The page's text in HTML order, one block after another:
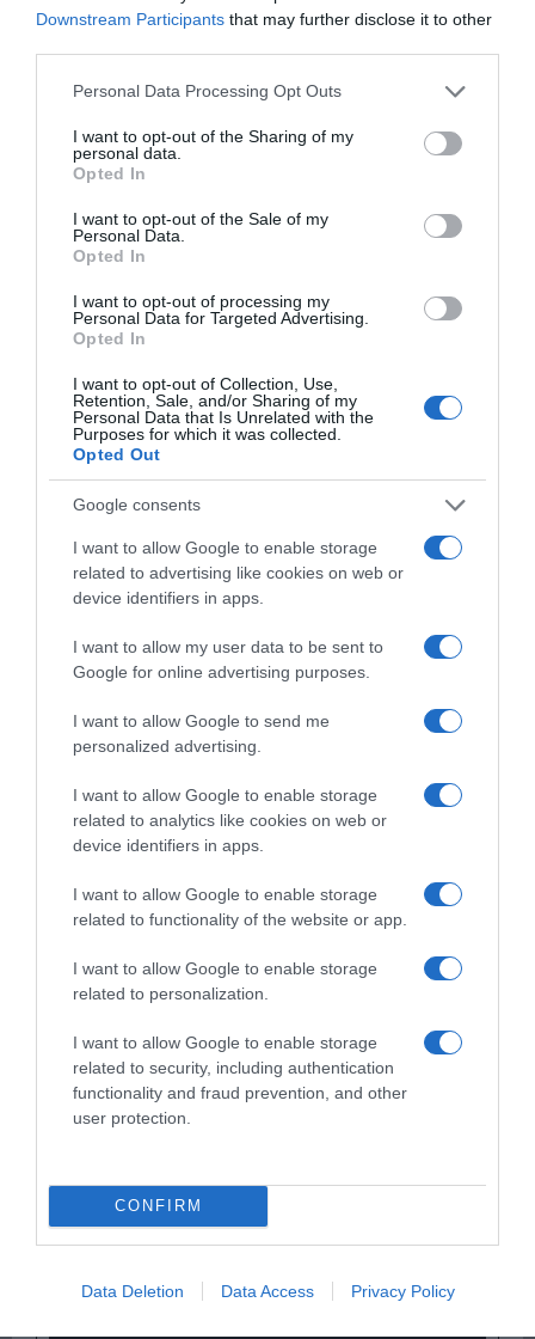
Downstream Participants that may further disclose it to other
Please note that this website/app uses one or more Google
not limited to your visit or usage behaviour. You may click to
grant or deny consent to Google and its third-party tags to
use your data for below specified purposes in below Google
consent section.
Personal Data Processing Opt Outs
I want to opt-out of the Sharing of my
personal data.
Opted In
I want to opt-out of the Sale of my
Personal Data.
Opted In
I want to opt-out of processing my
Personal Data for Targeted Advertising.
Opted In
I want to opt-out of Collection, Use,
Retention, Sale, and/or Sharing of my
Personal Data that Is Unrelated with the
Purposes for which it was collected.
Opted Out
Google consents
I want to allow Google to enable storage
related to advertising like cookies on web or
device identifiers in apps.
I want to allow my user data to be sent to
Google for online advertising purposes.
I want to allow Google to send me
personalized advertising.
I want to allow Google to enable storage
related to analytics like cookies on web or
device identifiers in apps.
I want to allow Google to enable storage
related to functionality of the website or app.
I want to allow Google to enable storage
related to personalization.
I want to allow Google to enable storage
related to security, including authentication
functionality and fraud prevention, and other
user protection.
CONFIRM
Data Deletion Data Access Privacy Policy
Παρακαλώ Περιμένετε...
ΛΟΓΑΡΙΑΣΜΟΣ - ΛΙΟΛΙΟΥ ΚΑΤΕΡΙΝΑ
ΔΕΥΤΕΡΑ – ΡΕΜΟΣ ΑΝΤΩΝΗΣ
Παρακαλώ Περιμένετε...
ΕΞΑΙΡΕΣΗ – ΒΙΣΣΗ ΑΝΝΑ
ΟΠΟΥ ΚΙ ΑΝ ΠΑΣ – ΟΙΚΟΝΟΜΟΠΟΥΛΟΣ